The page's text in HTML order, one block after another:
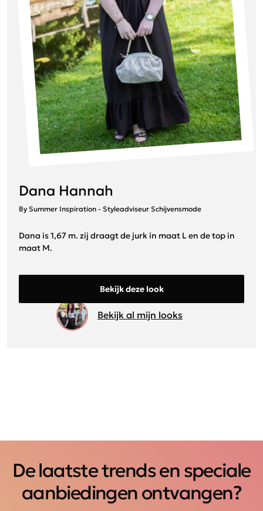
Dana Hannah
By Summer Inspiration - Styleadviseur Schijvensmode
Dana is 1,67 m. zij draagt de jurk in maat L en de top in
maat M.
Bekijk deze look
Bekijk al mijn looks
De laatste trends en speciale
aanbiedingen ontvangen?